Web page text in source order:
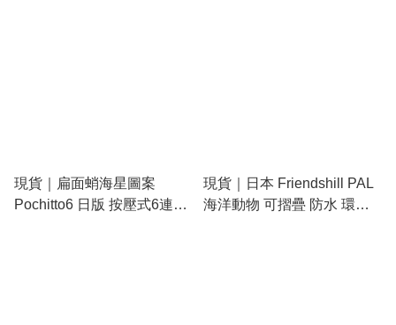
現貨｜扁面蛸海星圖案
Pochitto6 日版 按壓式6連印
現貨｜日本 Friendshill PAL
海洋動物 可摺疊 防水 環保